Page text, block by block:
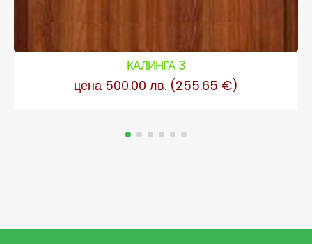
КАЛИНГА 3
цена 500.00 лв. (255.65 €)